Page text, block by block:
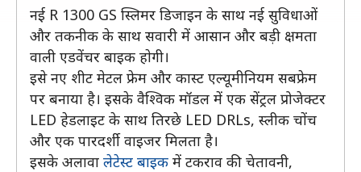
नई R 1300 GS स्लिमर डिजाइन के साथ नई सुविधाओं
और तकनीक के साथ सवारी में आसान और बड़ी क्षमता
वाली एडवेंचर बाइक हाेगी।
इसे नए शीट मेटल फ्रेम और कास्ट एल्यूमीनियम सबफ्रेम
पर बनाया है। इसके वैश्विक मॉडल में एक सेंट्रल प्रोजेक्टर
LED हेडलाइट के साथ तिरछे LED DRLs, स्लीक चोंच
और एक पारदर्शी वाइजर मिलता है।
इसके अलावा लेटेस्ट बाइक में टकराव की चेतावनी,